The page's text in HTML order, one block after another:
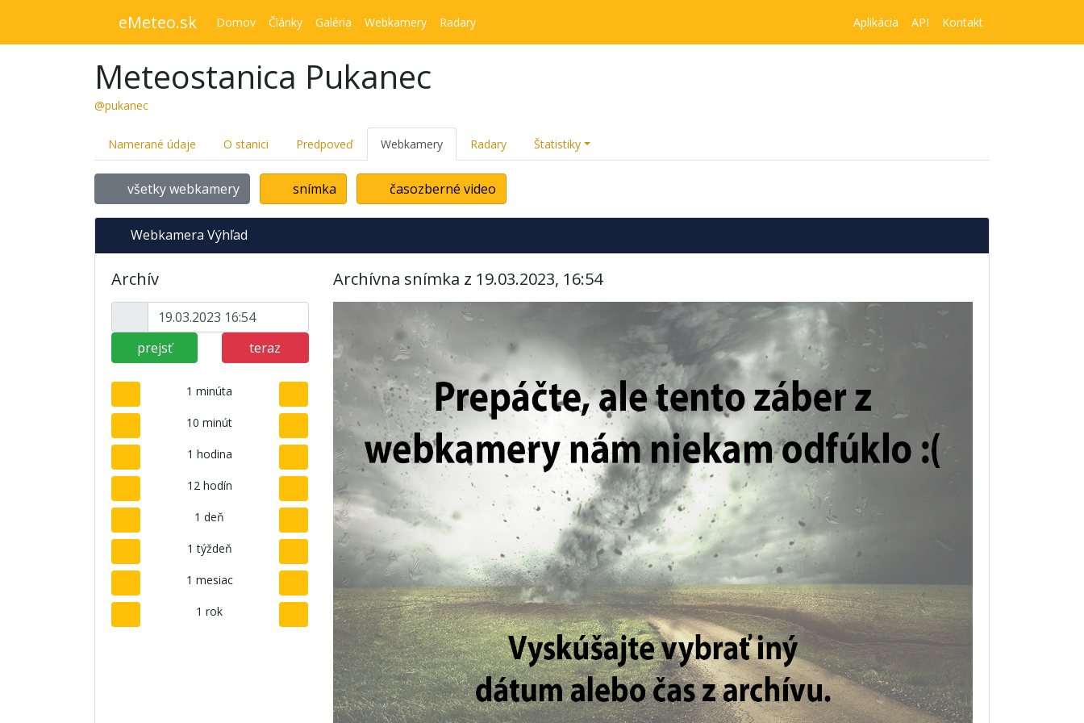
eMeteo.sk Domov Články Galéria Webkamery Radary Aplikácia API Kontakt
Meteostanica Pukanec
@pukanec
Namerané údaje O stanici Predpoveď Webkamery Radary Štatistiky
všetky webkamery snímka časozberné video
Webkamera Výhľad
Archív
prejsť teraz
1 minúta
10 minút
1 hodina
12 hodín
1 deň
1 týždeň
1 mesiac
1 rok
Archívna snímka z 19.03.2023, 16:54